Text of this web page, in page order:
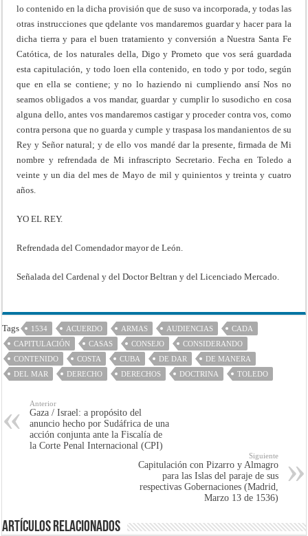
lo contenido en la dicha provisión que de suso va incorporada, y todas las
otras instrucciones que qdelante vos mandaremos guardar y hacer para la
dicha tierra y para el buen tratamiento y conversión a Nuestra Santa Fe
Catótica, de los naturales della, Digo y Prometo que vos será guardada
esta capitulación, y todo loen ella contenido, en todo y por todo, según
que en ella se contiene; y no lo haziendo ni cumpliendo ansí Nos no
seamos obligados a vos mandar, guardar y cumplir lo susodicho en cosa
alguna dello, antes vos mandaremos castigar y proceder contra vos, como
contra persona que no guarda y cumple y traspasa los mandanientos de su
Rey y Señor natural; y de ello vos mandé dar la presente, firmada de Mi
nombre y refrendada de Mi infrascripto Secretario. Fecha en Toledo a
veinte y un dia del mes de Mayo de mil y quinientos y treinta y cuatro
años.
YO EL REY.
Refrendada del Comendador mayor de León.
Señalada del Cardenal y del Doctor Beltran y del Licenciado Mercado.
Tags 1534 ACUERDO ARMAS AUDIENCIAS
CADA
CAPITULACIÓN
CASAS CONSEJO
CONSIDERANDO
CONTENIDO
COSTA CUBA DE DAR
DE MANERA
DEL MAR
DERECHO DERECHOS DOCTRINA TOLEDO
Anterior
Gaza / Israel: a propósito del
anuncio hecho por Sudáfrica de una
acción conjunta ante la Fiscalía de
la Corte Penal Internacional (CPI)
Siguiente
Capitulación con Pizarro y Almagro
para las Islas del paraje de sus
respectivas Gobernaciones (Madrid,
Marzo 13 de 1536)
Artículos Relacionados